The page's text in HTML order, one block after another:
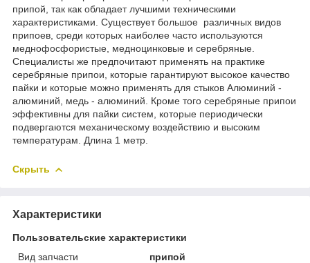
припой, так как обладает лучшими техническими
характеристиками. Существует большое различных видов
припоев, среди которых наиболее часто используются
меднофосфористые, медноцинковые и серебряные.
Специалисты же предпочитают применять на практике
серебряные припои, которые гарантируют высокое качество
пайки и которые можно применять для стыков Алюминий -
алюминий, медь - алюминий. Кроме того серебряные припои
эффективны для пайки систем, которые периодически
подвергаются механическому воздействию и высоким
температурам. Длина 1 метр.
Скрыть
Характеристики
Пользовательские характеристики
Вид запчасти
припой